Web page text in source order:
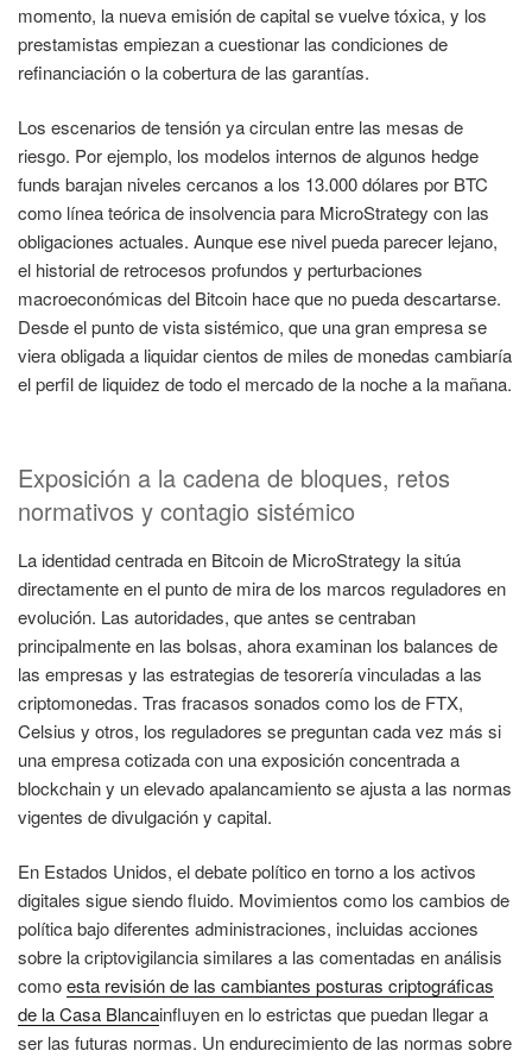
momento, la nueva emisión de capital se vuelve tóxica, y los
prestamistas empiezan a cuestionar las condiciones de
refinanciación o la cobertura de las garantías.
Los escenarios de tensión ya circulan entre las mesas de
riesgo. Por ejemplo, los modelos internos de algunos hedge
funds barajan niveles cercanos a los 13.000 dólares por BTC
como línea teórica de insolvencia para MicroStrategy con las
obligaciones actuales. Aunque ese nivel pueda parecer lejano,
el historial de retrocesos profundos y perturbaciones
macroeconómicas del Bitcoin hace que no pueda descartarse.
Desde el punto de vista sistémico, que una gran empresa se
viera obligada a liquidar cientos de miles de monedas cambiaría
el perfil de liquidez de todo el mercado de la noche a la mañana.
Exposición a la cadena de bloques, retos
normativos y contagio sistémico
La identidad centrada en Bitcoin de MicroStrategy la sitúa
directamente en el punto de mira de los marcos reguladores en
evolución. Las autoridades, que antes se centraban
principalmente en las bolsas, ahora examinan los balances de
las empresas y las estrategias de tesorería vinculadas a las
criptomonedas. Tras fracasos sonados como los de FTX,
Celsius y otros, los reguladores se preguntan cada vez más si
una empresa cotizada con una exposición concentrada a
blockchain y un elevado apalancamiento se ajusta a las normas
vigentes de divulgación y capital.
En Estados Unidos, el debate político en torno a los activos
digitales sigue siendo fluido. Movimientos como los cambios de
política bajo diferentes administraciones, incluidas acciones
sobre la criptovigilancia similares a las comentadas en análisis
comoesta revisión de las cambiantes posturas criptográficas
de la Casa Blancainfluyen en lo estrictas que puedan llegar a
ser las futuras normas. Un endurecimiento de las normas sobre